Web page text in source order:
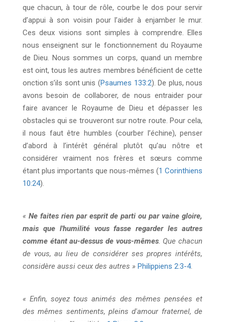
que chacun, à tour de rôle, courbe le dos pour servir
d’appui à son voisin pour l’aider à enjamber le mur.
Ces deux visions sont simples à comprendre. Elles
nous enseignent sur le fonctionnement du Royaume
de Dieu. Nous sommes un corps, quand un membre
est oint, tous les autres membres bénéficient de cette
onction s’ils sont unis (Psaumes 133:2). De plus, nous
avons besoin de collaborer, de nous entraider pour
faire avancer le Royaume de Dieu et dépasser les
obstacles qui se trouveront sur notre route. Pour cela,
il nous faut être humbles (courber l’échine), penser
d’abord à l’intérêt général plutôt qu’au nôtre et
considérer vraiment nos frères et sœurs comme
étant plus importants que nous-mêmes (1 Corinthiens
10:24).
« Ne faites rien par esprit de parti ou par vaine gloire,
mais que l'humilité vous fasse regarder les autres
comme étant au-dessus de vous-mêmes. Que chacun
de vous, au lieu de considérer ses propres intérêts,
considère aussi ceux des autres » Philippiens 2:3-4.
« Enfin, soyez tous animés des mêmes pensées et
des mêmes sentiments, pleins d'amour fraternel, de